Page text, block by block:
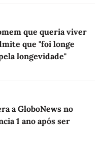
que queria viver
que "foi longe
longevidade"
a GloboNews no
1 ano após ser